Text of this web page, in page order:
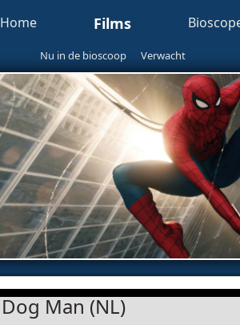
Home Films
Nu in de bioscoop Verwacht
Dog Man (NL)